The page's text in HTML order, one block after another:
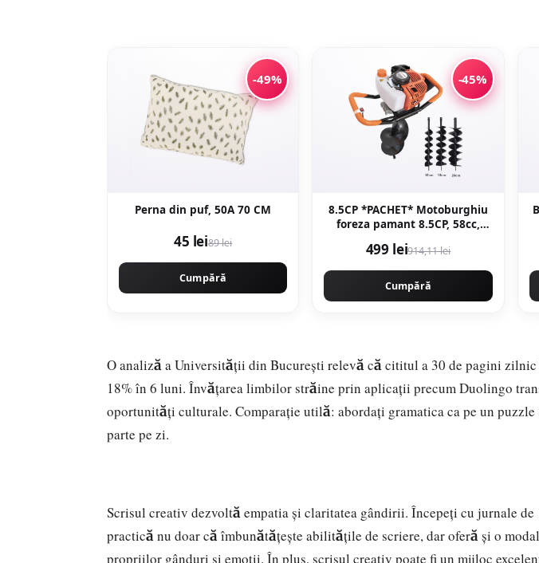
-49%
Perna din puf, 50A 70 CM
45 lei89 lei
Cumpără
-45%
8.5CP *PACHET* Motoburghiu
foreza pamant 8.5CP, 58cc,
burghie incluse (100, 150, 200)
GT4350 CAMPION CMP4350
499 lei914,11 lei
Cumpără
O analiză a Universității din București relevă că cititul a 30 de pagini
18% în 6 luni. Învățarea limbilor străine prin aplicații precum Duolingo
oportunități culturale. Comparație utilă: abordați gramatica ca pe un puzzle
parte pe zi.
Scrisul creativ dezvoltă empatia și claritatea gândirii. Începeți cu jurnale de
practică nu doar că îmbunătățește abilitățile de scriere, dar oferă și o
propriilor gânduri și emoții. În plus, scrisul creativ poate fi un mijloc